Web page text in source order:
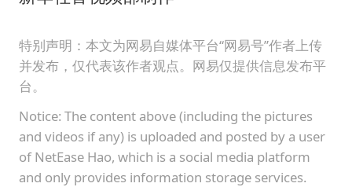
特别声明：本文为网易自媒体平台“网易号”作者上传
并发布，仅代表该作者观点。网易仅提供信息发布平
台。
Notice: The content above (including the pictures
and videos if any) is uploaded and posted by a user
of NetEase Hao, which is a social media platform
and only provides information storage services.